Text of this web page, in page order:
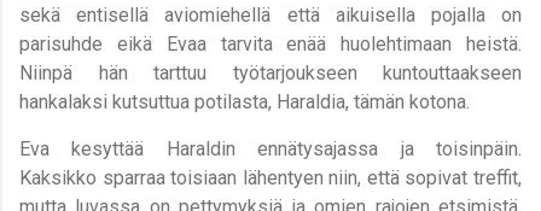
sekä entisellä aviomiehellä että aikuisella pojalla on
parisuhde eikä Evaa tarvita enää huolehtimaan heistä.
Niinpä hän tarttuu työtarjoukseen kuntouttaakseen
hankalaksi kutsuttua potilasta, Haraldia, tämän kotona.
Eva kesyttää Haraldin ennätysajassa ja toisinpäin.
Kaksikko sparraa toisiaan lähentyen niin, että sopivat treffit,